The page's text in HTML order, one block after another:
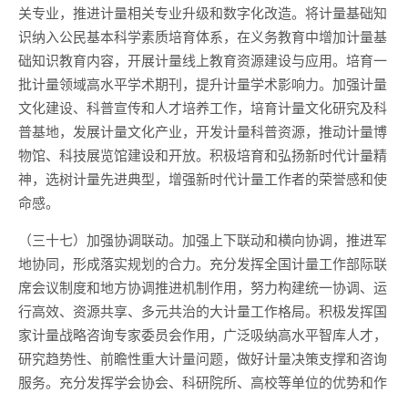
关专业，推进计量相关专业升级和数字化改造。将计量基础知
识纳入公民基本科学素质培育体系，在义务教育中增加计量基
础知识教育内容，开展计量线上教育资源建设与应用。培育一
批计量领域高水平学术期刊，提升计量学术影响力。加强计量
文化建设、科普宣传和人才培养工作，培育计量文化研究及科
普基地，发展计量文化产业，开发计量科普资源，推动计量博
物馆、科技展览馆建设和开放。积极培育和弘扬新时代计量精
神，选树计量先进典型，增强新时代计量工作者的荣誉感和使
命感。
（三十七）加强协调联动。加强上下联动和横向协调，推进军
地协同，形成落实规划的合力。充分发挥全国计量工作部际联
席会议制度和地方协调推进机制作用，努力构建统一协调、运
行高效、资源共享、多元共治的大计量工作格局。积极发挥国
家计量战略咨询专家委员会作用，广泛吸纳高水平智库人才，
研究趋势性、前瞻性重大计量问题，做好计量决策支撑和咨询
服务。充分发挥学会协会、科研院所、高校等单位的优势和作